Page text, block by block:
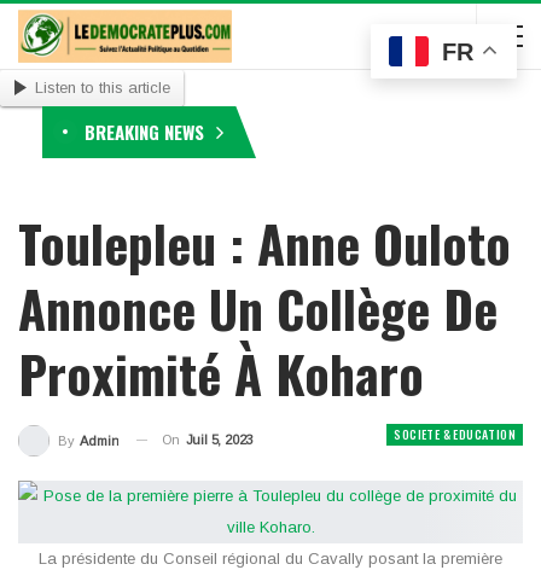
Listen to this article
BREAKING NEWS
Toulepleu : Anne Ouloto
Annonce Un Collège De
Proximité À Koharo
SOCIETE & EDUCATION
By Admin On Juil 5, 2023
La présidente du Conseil régional du Cavally posant la première
FR